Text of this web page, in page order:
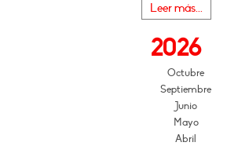
Leer más...
2026
Octubre
Septiembre
Junio
Mayo
Abril